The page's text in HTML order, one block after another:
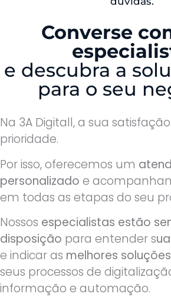
Converse
e descubra a
para o seu
Na 3A Digitall, a sua
prioridade.
Por isso, oferecemos um
personalizado e
em todas as etapas do seu
Nossos especialistas estão
disposição para entender s
e indicar as melhores soluções
seus processos de
informação e automação.